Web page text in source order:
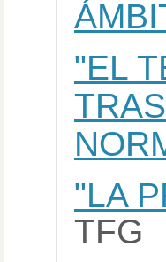
"EL
"LA
TFG